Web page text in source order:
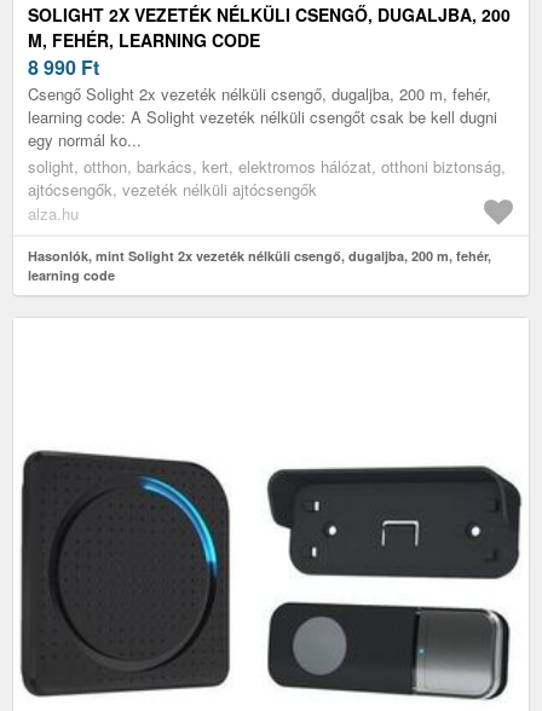
SOLIGHT 2X VEZETÉK NÉLKÜLI CSENGŐ, DUGALJBA, 200
M, FEHÉR, LEARNING CODE
8 990 Ft
Csengő Solight 2x vezeték nélküli csengő, dugaljba, 200 m, fehér,
learning code: A Solight vezeték nélküli csengőt csak be kell dugni
egy normál ko...
solight, otthon, barkács, kert, elektromos hálózat, otthoni biztonság,
ajtócsengők, vezeték nélküli ajtócsengők
alza.hu
Hasonlók, mint Solight 2x vezeték nélküli csengő, dugaljba, 200 m, fehér,
learning code